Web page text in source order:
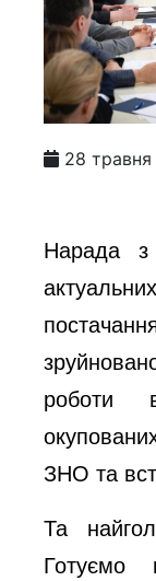
28
Нарада з
роботи
ЗНО та
Та
Готуємо